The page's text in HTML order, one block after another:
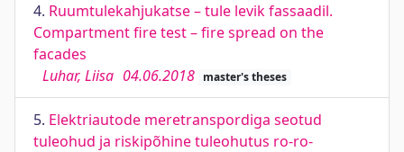
4. Ruumtulekahjukatse – tule levik fassaadil.
Compartment fire test – fire spread on the
facades
Luhar, Liisa 04.06.2018 master's theses
5. Elektriautode meretranspordiga seotud
tuleohud ja riskipõhine tuleohutus ro-ro-